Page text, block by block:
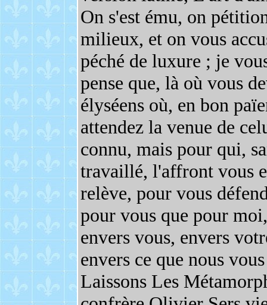
On s'est ému, on
milieux, et on vous
péché de luxure ; je
pense que, là où vous
élyséens où, en bon
attendez la venue de
connu, mais pour qui,
travaillé, l'affront vous
relève, pour vous
pour vous que pour
envers vous, envers
envers ce que nous
Laissons Les